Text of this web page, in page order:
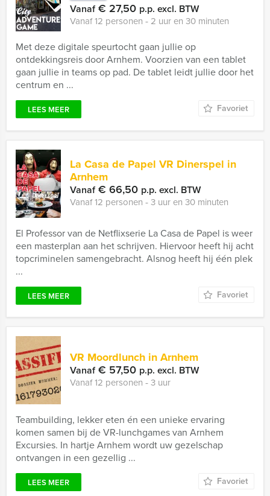
Vanaf€ 27,50 p.p. excl. BTW
Vanaf 12 personen ‐ 2 uur en 30 minuten
Met deze digitale speurtocht gaan jullie op
ontdekkingsreis door Arnhem. Voorzien van een tablet
gaan jullie in teams op pad. De tablet leidt jullie door het
centrum en ...
LEES MEER Favoriet
La Casa de Papel VR Dinerspel in
Arnhem
Vanaf€ 66,50 p.p. excl. BTW
Vanaf 12 personen ‐ 3 uur en 30 minuten
El Professor van de Netflixserie La Casa de Papel is weer
een masterplan aan het schrijven. Hiervoor heeft hij acht
topcriminelen samengebracht. Alsnog heeft hij één plek
...
LEES MEER Favoriet
VR Moordlunch in Arnhem
Vanaf€ 57,50 p.p. excl. BTW
Vanaf 12 personen ‐ 3 uur
Teambuilding, lekker eten én een unieke ervaring
komen samen bij de VR-lunchgames van Arnhem
Excursies. In hartje Arnhem wordt uw gezelschap
ontvangen in een gezellig ...
LEES MEER Favoriet